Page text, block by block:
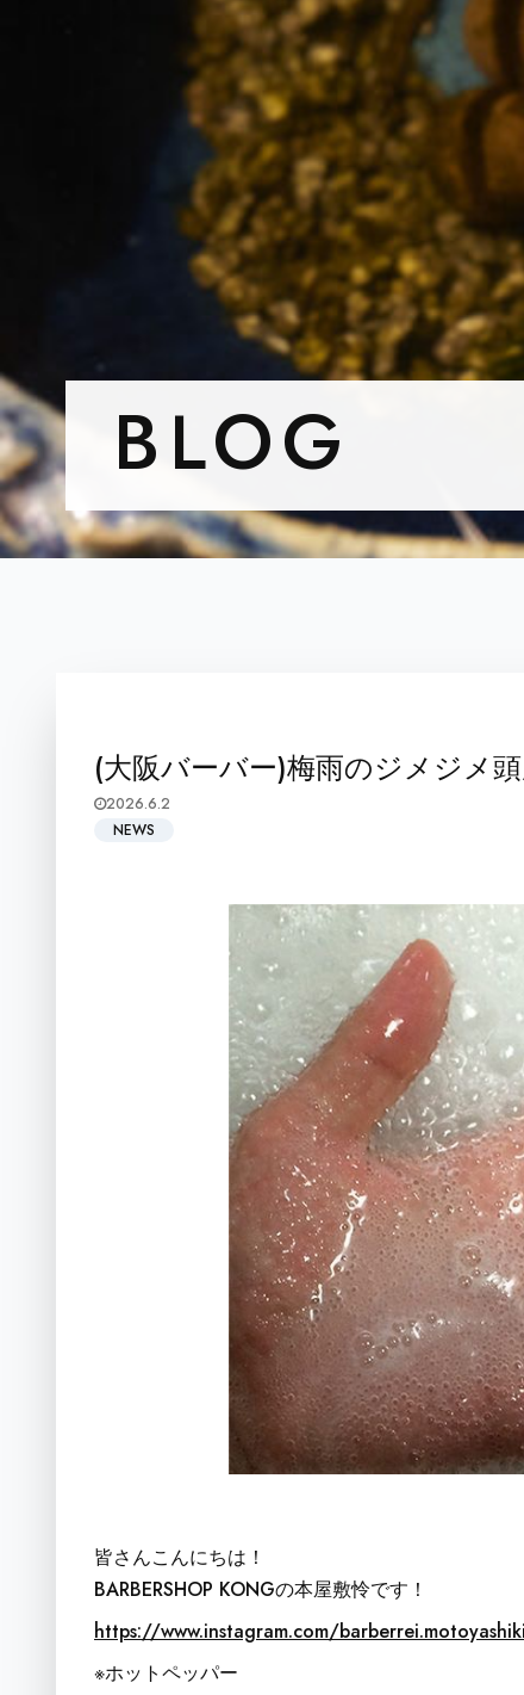
BLOG
(大阪バーバー)梅雨のジメジメ
2026.6.2
NEWS
皆さんこんにちは！
BARBERSHOP KONGの本屋敷怜です！
https://www.instagram.com/barberrei.motoyashiki
※ホットペッパー